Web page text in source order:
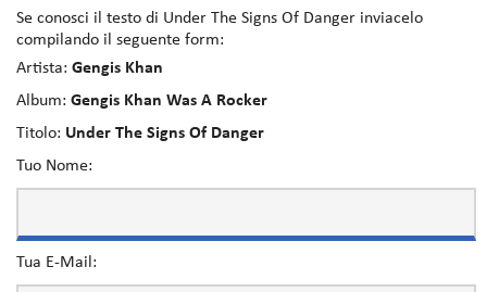
Se conosci il testo di Under The Signs Of Danger inviacelo
compilando il seguente form:
Artista: Gengis Khan
Album: Gengis Khan Was A Rocker
Titolo: Under The Signs Of Danger
Tuo Nome:
Tua E-Mail: